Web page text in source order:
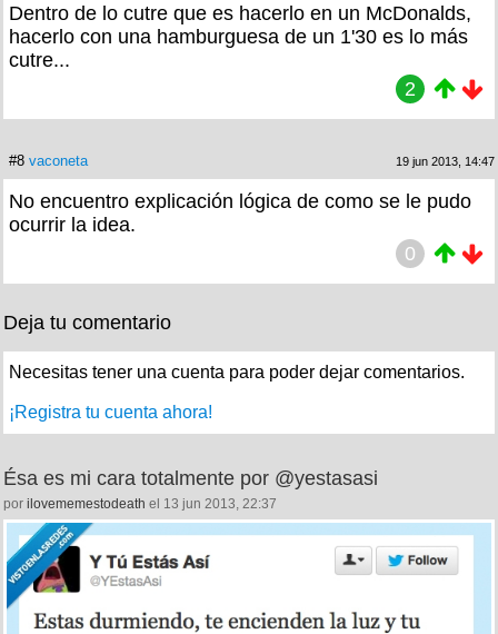
Dentro de lo cutre que es hacerlo en un McDonalds,
hacerlo con una hamburguesa de un 1'30 es lo más
cutre...
2
#8 vaconeta 19 jun 2013, 14:47
No encuentro explicación lógica de como se le pudo
ocurrir la idea.
0
Deja tu comentario
Necesitas tener una cuenta para poder dejar comentarios.
¡Registra tu cuenta ahora!
Ésa es mi cara totalmente por @yestasasi
por ilovememestodeath el 13 jun 2013, 22:37